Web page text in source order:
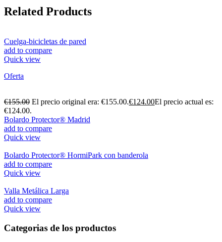
Related Products
Cuelga-bicicletas de pared
add to compare
Quick view
Oferta
€155.00 El precio original era: €155.00.€124.00El precio actual es:
€124.00.
Bolardo Protector® Madrid
add to compare
Quick view
Bolardo Protector® HormiPark con banderola
add to compare
Quick view
Valla Metálica Larga
add to compare
Quick view
Categorias de los productos